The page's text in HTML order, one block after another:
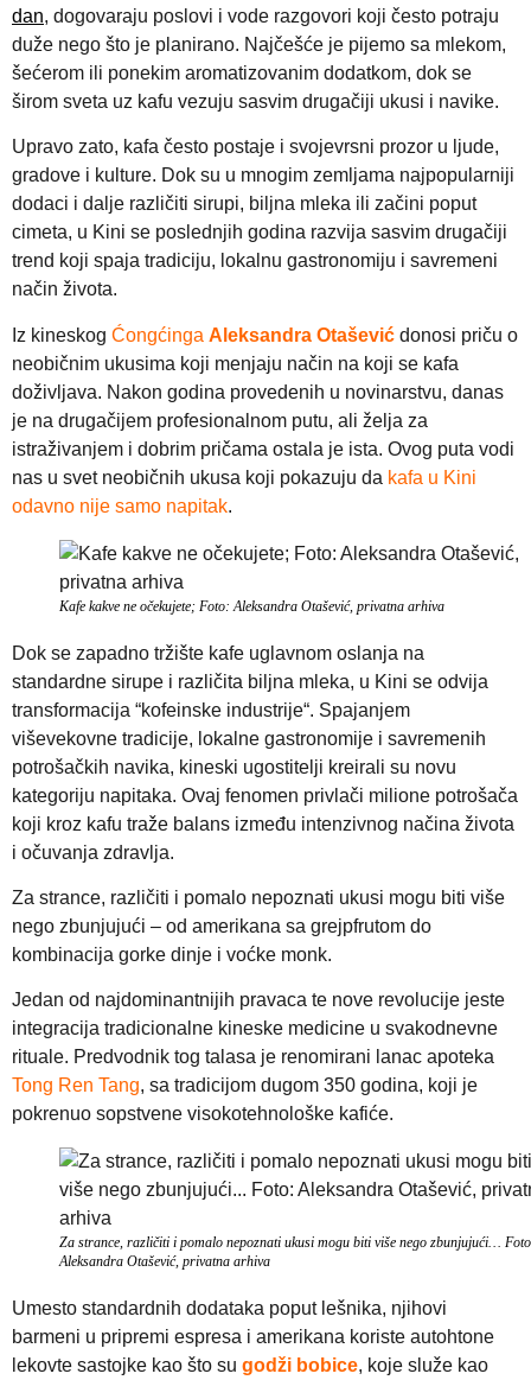
dan, dogovaraju poslovi i vode razgovori koji često potraju
duže nego što je planirano. Najčešće je pijemo sa mlekom,
šećerom ili ponekim aromatizovanim dodatkom, dok se
širom sveta uz kafu vezuju sasvim drugačiji ukusi i navike.
Upravo zato, kafa često postaje i svojevrsni prozor u ljude,
gradove i kulture. Dok su u mnogim zemljama najpopularniji
dodaci i dalje različiti sirupi, biljna mleka ili začini poput
cimeta, u Kini se poslednjih godina razvija sasvim drugačiji
trend koji spaja tradiciju, lokalnu gastronomiju i savremeni
način života.
Iz kineskog Ćongćinga Aleksandra Otašević donosi priču o
neobičnim ukusima koji menjaju način na koji se kafa
doživljava. Nakon godina provedenih u novinarstvu, danas
je na drugačijem profesionalnom putu, ali želja za
istraživanjem i dobrim pričama ostala je ista. Ovog puta vodi
nas u svet neobičnih ukusa koji pokazuju da kafa u Kini
odavno nije samo napitak.
Kafe kakve ne očekujete; Foto: Aleksandra Otašević, privatna arhiva
Dok se zapadno tržište kafe uglavnom oslanja na
standardne sirupe i različita biljna mleka, u Kini se odvija
transformacija “kofeinske industrije“. Spajanjem
viševekovne tradicije, lokalne gastronomije i savremenih
potrošačkih navika, kineski ugostitelji kreirali su novu
kategoriju napitaka. Ovaj fenomen privlači milione potrošača
koji kroz kafu traže balans između intenzivnog načina života
i očuvanja zdravlja.
Za strance, različiti i pomalo nepoznati ukusi mogu biti više
nego zbunjujući – od amerikana sa grejpfrutom do
kombinacija gorke dinje i voćke monk.
Jedan od najdominantnijih pravaca te nove revolucije jeste
integracija tradicionalne kineske medicine u svakodnevne
rituale. Predvodnik tog talasa je renomirani lanac apoteka
Tong Ren Tang, sa tradicijom dugom 350 godina, koji je
pokrenuo sopstvene visokotehnološke kafiće.
Za strance, različiti i pomalo nepoznati ukusi mogu biti više nego zbunjujući…
Aleksandra Otašević, privatna arhiva
Umesto standardnih dodataka poput lešnika, njihovi
barmeni u pripremi espresa i amerikana koriste autohtone
lekovte sastojke kao što su godži bobice, koje služe kao